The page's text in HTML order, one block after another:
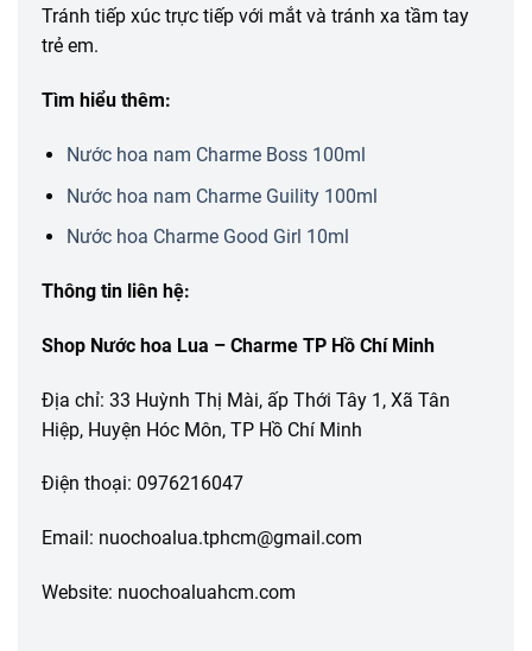
Tránh tiếp xúc trực tiếp với mắt và tránh xa tầm tay
trẻ em.
Tìm hiểu thêm:
Nước hoa nam Charme Boss 100ml
Nước hoa nam Charme Guility 100ml
Nước hoa Charme Good Girl 10ml
Thông tin liên hệ:
Shop Nước hoa Lua – Charme TP Hồ Chí Minh
Địa chỉ: 33 Huỳnh Thị Mài, ấp Thới Tây 1, Xã Tân
Hiệp, Huyện Hóc Môn, TP Hồ Chí Minh
Điện thoại: 0976216047
Email: nuochoalua.tphcm@gmail.com
Website: nuochoaluahcm.com